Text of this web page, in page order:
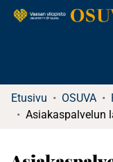
Etusivu OSUVA